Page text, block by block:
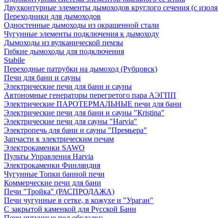
Двухконтурные элементы дымоходов круглого сечения (с
Переходники для дымоходов
Одностенные дымоходы из окрашенной стали
Чугунные элементы подключения к дымоходу
Дымоходы из вулканической пемзы
Гибкие дымоходы для подключения
Stabile
Переходные патрубки на дымоход (Рубцовск)
Печи для бани и сауны
Электрические печи для бани и сауны
Автономные генераторы перегретого пара АЭГПП
Электрические ПАРОТЕРМАЛЬНЫЕ печи для бани
Электрические печи для бани и сауны "Кristina"
Электрические печи для сауны "Harvia"
Электропечь для бани и сауны "Премьера"
Запчасти к электрическим печам
Электрокаменки SAWO
Пульты Управления Harvia
Электрокаменки Финляндия
Чугунные Топки банной печи
Коммерческие печи для бани
Печи "Тройка" (РАСПРОДАЖА)
Печи чугунные в сетке, в кожухе и "Ураган"
С закрытой каменкой для Русской Бани